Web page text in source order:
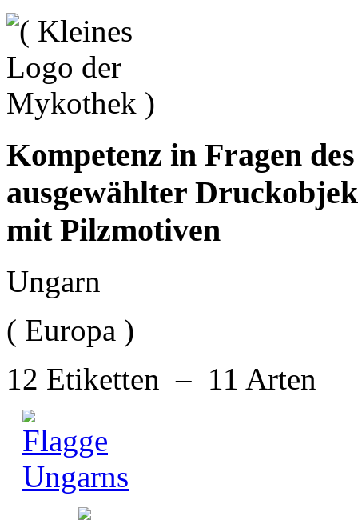
Kompetenz in Fragen
ausgewählter
mit Pilzmotiven
Ungarn
( Europa )
12 Etiketten – 11 Arten